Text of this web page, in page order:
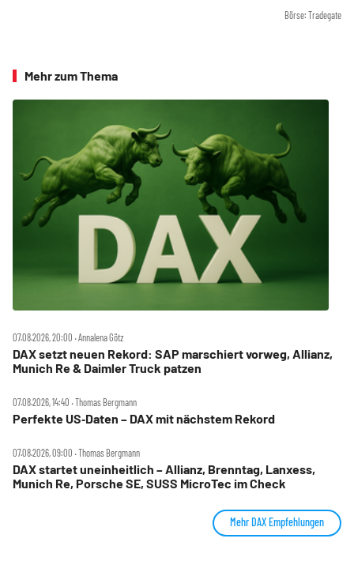
Börse: Tradegate
Mehr zum Thema
07.08.2026, 20:00 ‧ Annalena Götz
DAX setzt neuen Rekord: SAP marschiert vorweg, Allianz,
Munich Re & Daimler Truck patzen
07.08.2026, 14:40 ‧ Thomas Bergmann
Perfekte US‑Daten – DAX mit nächstem Rekord
07.08.2026, 09:00 ‧ Thomas Bergmann
DAX startet uneinheitlich – Allianz, Brenntag, Lanxess,
Munich Re, Porsche SE, SUSS MicroTec im Check
Mehr DAX Empfehlungen